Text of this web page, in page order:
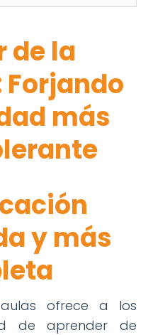
de la
más
y más
ofrece a los
de aprender de